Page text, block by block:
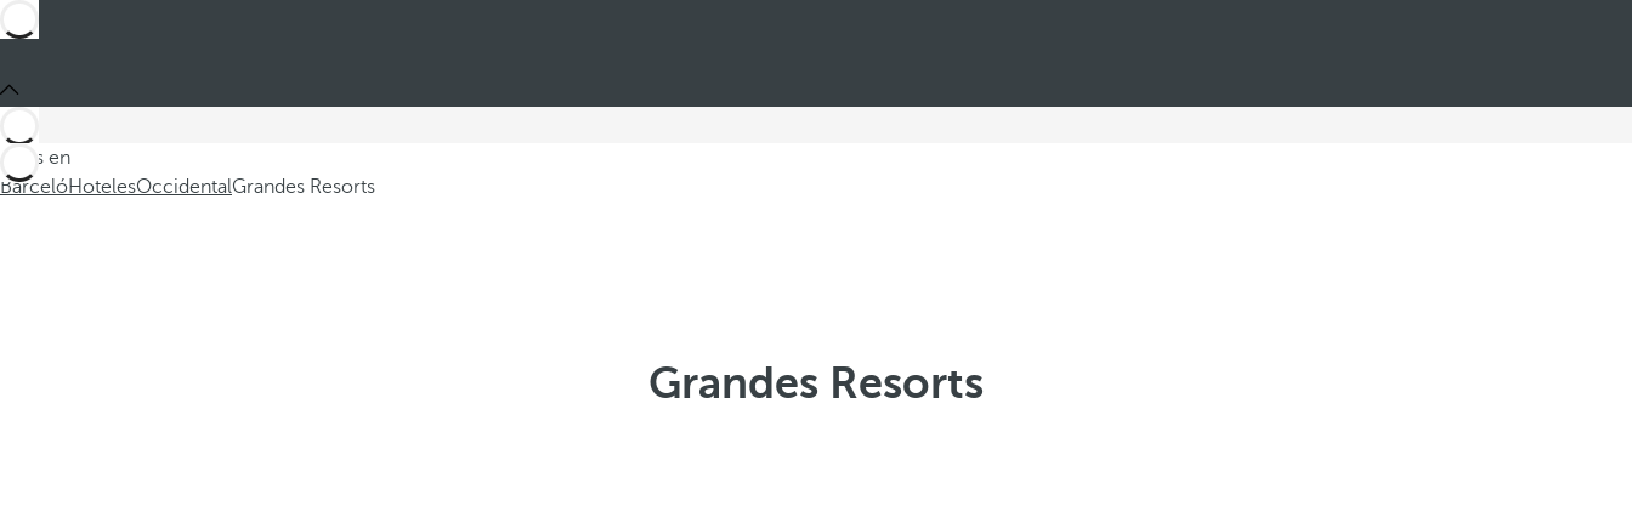
Estás en
BarcelóHotelesOccidentalGrandes Resorts
Grandes Resorts